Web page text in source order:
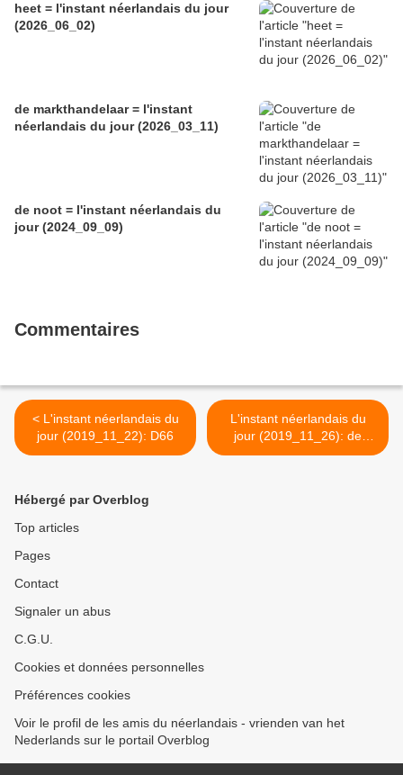
heet = l'instant néerlandais du jour
(2026_06_02)
de markthandelaar = l'instant
néerlandais du jour (2026_03_11)
de noot = l'instant néerlandais du
jour (2024_09_09)
Commentaires
< L'instant néerlandais du
jour (2019_11_22): D66
L'instant néerlandais du
jour (2019_11_26): de
Republiek der Zeven
Hébergé par Overblog
Top articles
Pages
Contact
Signaler un abus
C.G.U.
Cookies et données personnelles
Préférences cookies
Voir le profil de les amis du néerlandais - vrienden van het
Nederlands sur le portail Overblog